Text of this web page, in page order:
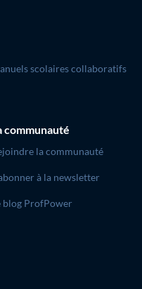
scolaires collaboratifs
communauté
la communauté
à la newsletter
blog ProfPower